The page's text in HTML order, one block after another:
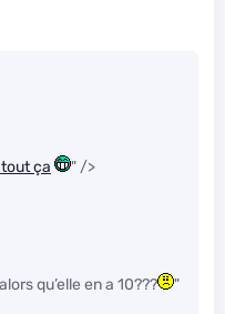
ça " />
qu’elle en a 10???
"